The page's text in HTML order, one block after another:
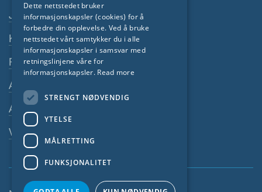
Footer navigasjon
Jobber
Kontakt
Personvernerklæring
Avtrykk
Alminnelige Vilkår
Varslersystem
FRENCH
Dette nettstedet bruker
informasjonskapsler (cookies) for å
forbedre din opplevelse. Ved å bruke
nettstedet vårt samtykker du i alle
informasjonskapsler i samsvar med
retningslinjene våre for
informasjonskapsler. Read more
STRENGT NØDVENDIG
YTELSE
MÅLRETTING
FUNKSJONALITET